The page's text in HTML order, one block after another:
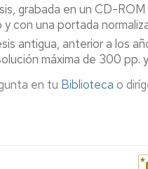
grabada en un CD-
con una portada
antigua, anterior a los
máxima de 300 pp.
en tu Biblioteca o